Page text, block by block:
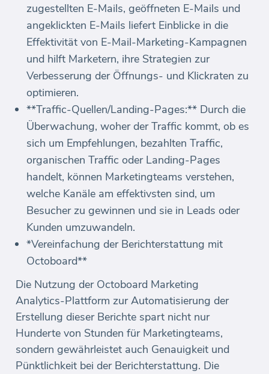
zugestellten E-Mails, geöffneten E-Mails und
angeklickten E-Mails liefert Einblicke in die
Effektivität von E-Mail-Marketing-Kampagnen
und hilft Marketern, ihre Strategien zur
Verbesserung der Öffnungs- und Klickraten zu
optimieren.
**Traffic-Quellen/Landing-Pages:** Durch die
Überwachung, woher der Traffic kommt, ob es
sich um Empfehlungen, bezahlten Traffic,
organischen Traffic oder Landing-Pages
handelt, können Marketingteams verstehen,
welche Kanäle am effektivsten sind, um
Besucher zu gewinnen und sie in Leads oder
Kunden umzuwandeln.
*Vereinfachung der Berichterstattung mit
Octoboard**
Die Nutzung der Octoboard Marketing
Analytics-Plattform zur Automatisierung der
Erstellung dieser Berichte spart nicht nur
Hunderte von Stunden für Marketingteams,
sondern gewährleistet auch Genauigkeit und
Pünktlichkeit bei der Berichterstattung. Die